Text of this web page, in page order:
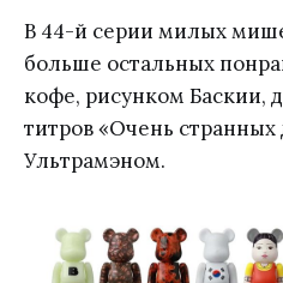
В 44-й серии милых
больше остальных
кофе, рисунком Баскии,
титров «Очень странных
Ультрамэном.